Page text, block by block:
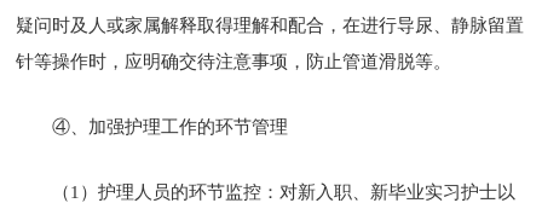
疑问时及人或家属解释取得理解和配合，在进行导尿、静脉留置
针等操作时，应明确交待注意事项，防止管道滑脱等。
④、加强护理工作的环节管理
（1）护理人员的环节监控：对新入职、新毕业实习护士以